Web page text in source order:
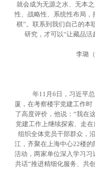
就会成为无源之水、无本
性、战略性、系统性布局
棋”。联系到我们自己的本
研究，才可以“让藏品活
李璐
年11月6日，习近平
厦，在考察楼宇党建工作
了高度评价，他说：“我在
党建工作上继续探索、走
组织全体党员干部群众，
江，齐聚在上海中心22楼
活动，两家单位深入学习习
共话“推进精细化服务、共